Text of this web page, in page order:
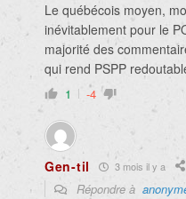
Le québécois moyen,
inévitablement pour le
majorité des
qui rend PSPP
1 -4
Gen-til 3 mois il y a
Répondre à